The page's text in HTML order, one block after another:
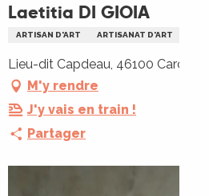
Laetitia DI GIOIA
ARTISAN D'ART ARTISANAT D'ART
Lieu-dit Capdeau, 46100 Cardaillac
M'y rendre
J'y vais en train !
Partager